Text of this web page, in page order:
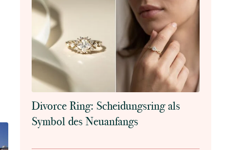
Divorce Ring: Scheidungsring als
Symbol des Neuanfangs